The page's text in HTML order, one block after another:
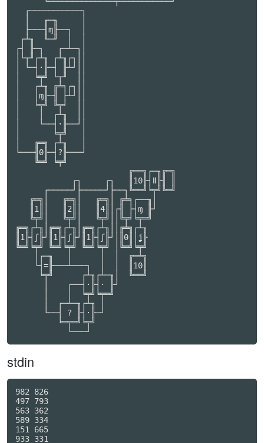
stdin
982 826
497 793
563 362
589 334
151 665
933 331